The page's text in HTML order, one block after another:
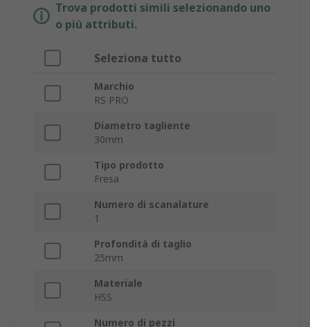
Trova prodotti simili selezionando uno
o più attributi.
Seleziona tutto
Marchio
RS PRO
Diametro tagliente
30mm
Tipo prodotto
Fresa
Numero di scanalature
1
Profondità di taglio
25mm
Materiale
HSS
Numero di pezzi